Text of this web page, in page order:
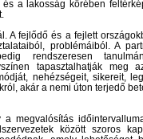
a lakosság körében
A fejlődő és a fejlett
problémáiból. A
rendszeresen
tapasztalhatják meg
nehézségeit, sikereit,
akár a nemi úton terjedő
megvalósítás
között szoros